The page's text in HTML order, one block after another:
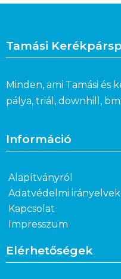
Tamási
Minden, ami Tamási és
pálya, triál, downhill,
Információ
Alapítványról
Adatvédelmi irányelvek
Kapcsolat
Impresszum
Elérhetőségek